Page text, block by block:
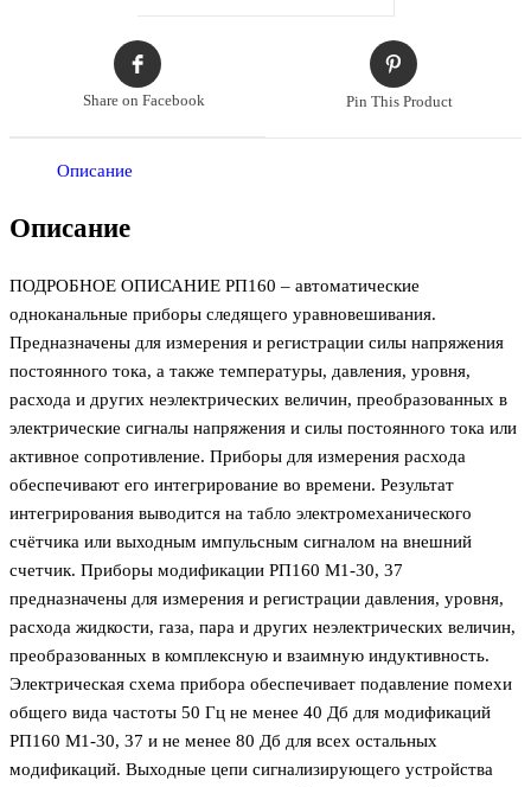
Share on Facebook Pin This Product
Описание
Описание
ПОДРОБНОЕ ОПИСАНИЕ РП160 – автоматические
одноканальные приборы следящего уравновешивания.
Предназначены для измерения и регистрации силы напряжения
постоянного тока, а также температуры, давления, уровня,
расхода и других неэлектрических величин, преобразованных в
электрические сигналы напряжения и силы постоянного тока или
активное сопротивление. Приборы для измерения расхода
обеспечивают его интегрирование во времени. Результат
интегрирования выводится на табло электромеханического
счётчика или выходным импульсным сигналом на внешний
счетчик. Приборы модификации РП160 М1-30, 37
предназначены для измерения и регистрации давления, уровня,
расхода жидкости, газа, пара и других неэлектрических величин,
преобразованных в комплексную и взаимную индуктивность.
Электрическая схема прибора обеспечивает подавление помехи
общего вида частоты 50 Гц не менее 40 Дб для модификаций
РП160 М1-30, 37 и не менее 80 Дб для всех остальных
модификаций. Выходные цепи сигнализирующего устройства